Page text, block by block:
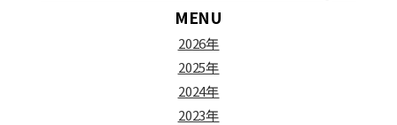
MENU
2026年
2025年
2024年
2023年